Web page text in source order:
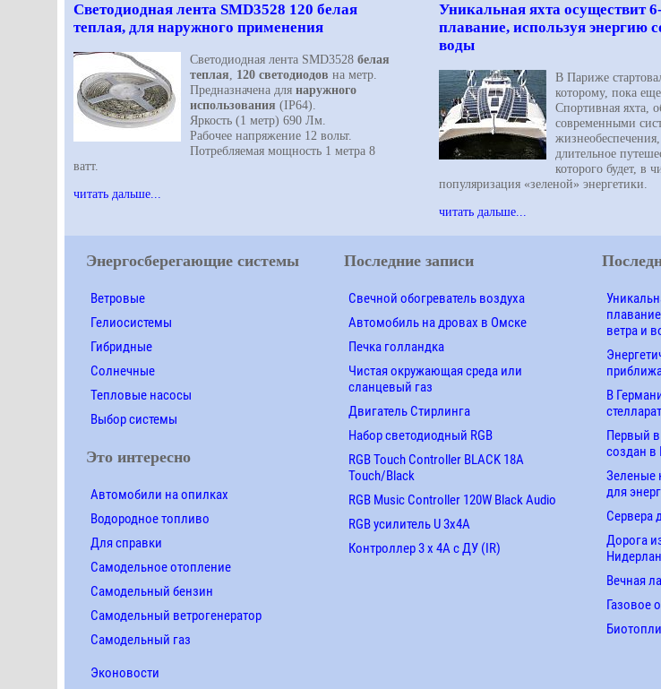
Светодиодная лента SMD3528 120 белая
теплая, для наружного применения
Светодиодная лента SMD3528 белая
теплая
120 светодиодов на метр.
Предназначена для наружного
использования (IP64).
Яркость (1 метр) 690 Лм.
Рабочее напряжение 12 вольт.
Потребляемая мощность 1 метра 8
ватт.
читать дальше...
Уникальная яхта осуществит
плавание, используя энергию
воды
В Париже
которому, пока
Спортивная яхта,
современными
длительное
которого будет, в
популяризация «зеленой» энергетики.
читать дальше...
Энергосберегающие системы
Ветровые
Гелиосистемы
Гибридные
Солнечные
Тепловые насосы
Выбор системы
Это интересно
Автомобили на опилках
Водородное топливо
Для справки
Самодельное отопление
Самодельный бензин
Самодельный ветрогенератор
Самодельный газ
Эконовости
Последние записи
Свечной обогреватель воздуха
Автомобиль на дровах в Омске
Печка голландка
Чистая окружающая среда или
сланцевый газ
Двигатель Стирлинга
Набор светодиодный RGB
RGB Touch Controller BLACK 18A
Touch/Black
RGB Music Controller 120W Black Audio
RGB усилитель U 3х4A
Контроллер 3 х 4А с ДУ (IR)
ветра и
В
Первый
создан в
Зеленые
для
Сервера
Дорога
Вечная
Газовое